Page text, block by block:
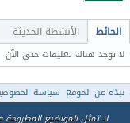
الحائط الأنشطة الحديثة
لا توجد هناك تعليقات حتى الآن
نبذة عن الموقع سياسة
لا تمثل المواضيع المطروحة